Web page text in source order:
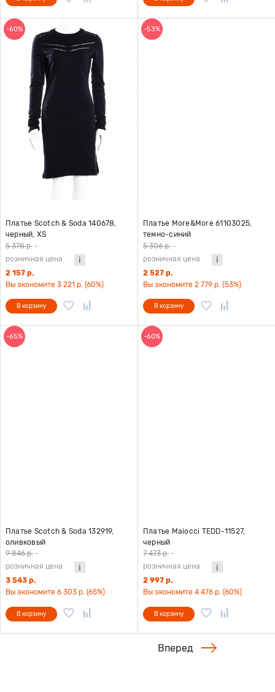
-60%
Платье Scotch & Soda 140678,
черный, XS
5 378 р. -
розничная цена
2 157 р.
Вы экономите 3 221 р. (60%)
В корзину
-53%
Платье More&More 61103025,
темно-синий
5 306 р. -
розничная цена
2 527 р.
Вы экономите 2 779 р. (53%)
В корзину
-65%
Платье Scotch & Soda 132919,
оливковый
9 846 р. -
розничная цена
3 543 р.
Вы экономите 6 303 р. (65%)
В корзину
-60%
Платье Maiocci TEDD-11527,
черный
7 473 р. -
розничная цена
2 997 р.
Вы экономите 4 476 р. (60%)
В корзину
Вперед